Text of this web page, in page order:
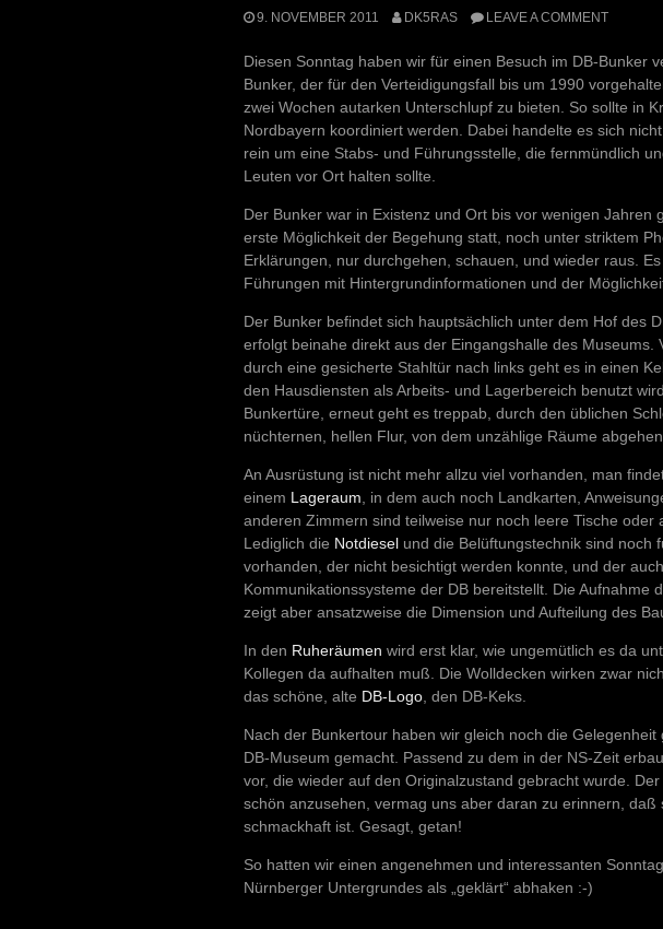
9. NOVEMBER 2011 DK5RAS LEAVE A COMMENT
Diesen Sonntag haben wir für einen Besuch im DB-Bunker
Bunker, der für den Verteidigungsfall bis um 1990
zwei Wochen autarken Unterschlupf zu bieten. So sollte in
Nordbayern koordiniert werden. Dabei handelte es sich
rein um eine Stabs- und Führungsstelle, die fernmündlich
Leuten vor Ort halten sollte.
Der Bunker war in Existenz und Ort bis vor wenigen
erste Möglichkeit der Begehung statt, noch unter striktem
Erklärungen, nur durchgehen, schauen, und wieder raus.
Führungen mit Hintergrundinformationen und der
Der Bunker befindet sich hauptsächlich unter dem Hof des
erfolgt beinahe direkt aus der Eingangshalle des Museums.
durch eine gesicherte Stahltür nach links geht es in einen
den Hausdiensten als Arbeits- und Lagerbereich benutzt
Bunkertüre, erneut geht es treppab, durch den üblichen
nüchternen, hellen Flur, von dem unzählige Räume
An Ausrüstung ist nicht mehr allzu viel vorhanden, man
einem Lageraum, in dem auch noch Landkarten,
anderen Zimmern sind teilweise nur noch leere Tische
Lediglich die Notdiesel und die Belüftungstechnik sind noch
vorhanden, der nicht besichtigt werden konnte, und der
Kommunikationssysteme der DB bereitstellt. Die Aufnahme
zeigt aber ansatzweise die Dimension und Aufteilung des
In den Ruheräumen wird erst klar, wie ungemütlich es da
Kollegen da aufhalten muß. Die Wolldecken wirken zwar
das schöne, alte DB-Logo, den DB-Keks.
Nach der Bunkertour haben wir gleich noch die
DB-Museum gemacht. Passend zu dem in der NS-Zeit
vor, die wieder auf den Originalzustand gebracht wurde. Der
schön anzusehen, vermag uns aber daran zu erinnern, daß
schmackhaft ist. Gesagt, getan!
So hatten wir einen angenehmen und interessanten
Nürnberger Untergrundes als „geklärt“ abhaken :-)